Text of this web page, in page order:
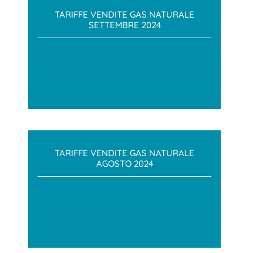
TARIFFE VENDITE GAS NATURALE
SETTEMBRE 2024
TARIFFE VENDITE GAS NATURALE
AGOSTO 2024